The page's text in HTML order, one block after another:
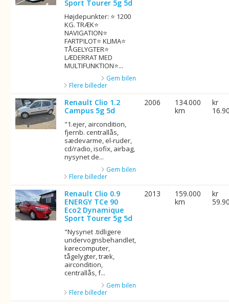
Sport Tourer 5g 5d
Højdepunkter: ⭐ 1200
KG. TRÆK⭐
NAVIGATION⭐
FARTPILOT⭐ KLIMA⭐
TÅGELYGTER⭐
LÆDERRAT MED
MULTIFUNKTION⭐...
Gem bilen
Flere billeder
Renault Clio 1.2
Campus 5g 5d
"1.ejer, aircondition,
fjernb. centrallås,
sædevarme, el-ruder,
cd/radio, isofix, airbag,
nysynet de...
Gem bilen
Flere billeder
2006
134.000
km
kr
Renault Clio 0.9
ENERGY TCe 90
Eco2 Dynamique
Sport Tourer 5g 5d
"Nysynet .tidligere
undervognsbehandlet,
kørecomputer,
tågelygter, træk,
aircondition,
centrallås, f...
Gem bilen
Flere billeder
2013
159.000
km
kr